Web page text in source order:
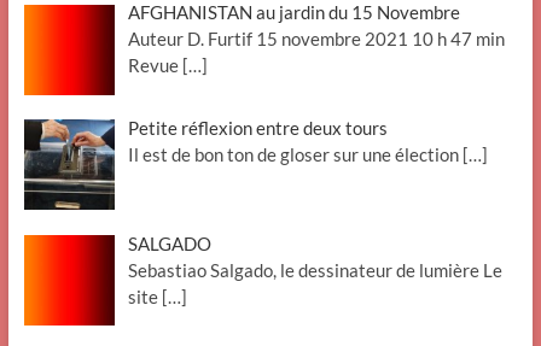
AFGHANISTAN au jardin du 15 Novembre
Auteur D. Furtif 15 novembre 2021 10 h 47 min
Revue […]
Petite réflexion entre deux tours
Il est de bon ton de gloser sur une élection […]
SALGADO
Sebastiao Salgado, le dessinateur de lumière Le
site […]